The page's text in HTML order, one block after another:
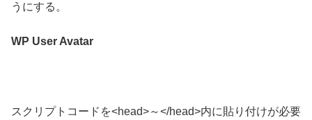
うにする。
WP User Avatar
スクリプトコードを<head>～</head>内に貼り付けが必要